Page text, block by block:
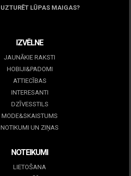
UZTURĒT LŪPAS MAIGAS?
IZVĒLNE
JAUNĀKIE RAKSTI
HOBIJI&PADOMI
ATTIECĪBAS
INTERESANTI
DZĪVESSTILS
MODE&SKAISTUMS
NOTIKUMI UN ZIŅAS
NOTEIKUMI
LIETOŠANA